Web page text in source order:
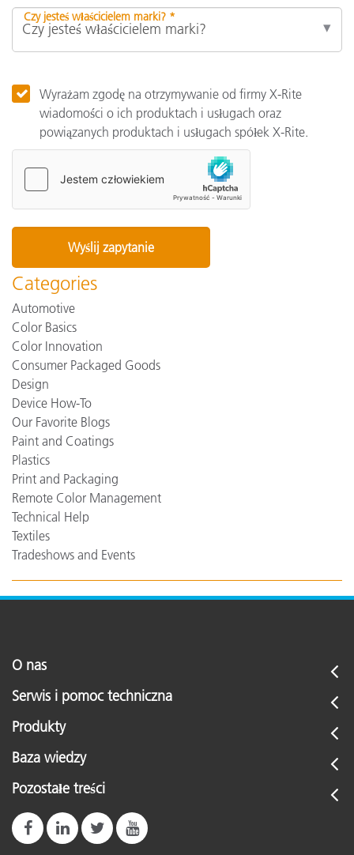
Czy jesteś właścicielem marki? *
Wyrażam zgodę na otrzymywanie od firmy X-Rite
wiadomości o ich produktach i usługach oraz
powiązanych produktach i usługach spółek X-Rite.
Categories
Automotive
Color Basics
Color Innovation
Consumer Packaged Goods
Design
Device How-To
Our Favorite Blogs
Paint and Coatings
Plastics
Print and Packaging
Remote Color Management
Technical Help
Textiles
Tradeshows and Events
O nas
Serwis i pomoc techniczna
Produkty
Baza wiedzy
Pozostałe treści